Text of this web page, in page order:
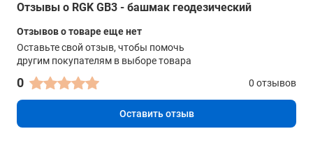
Отзывы о RGK GB3 - башмак геодезический
Отзывов о товаре еще нет
Оставьте свой отзыв, чтобы помочь
другим покупателям в выборе товара
0 0 отзывов
Оставить отзыв